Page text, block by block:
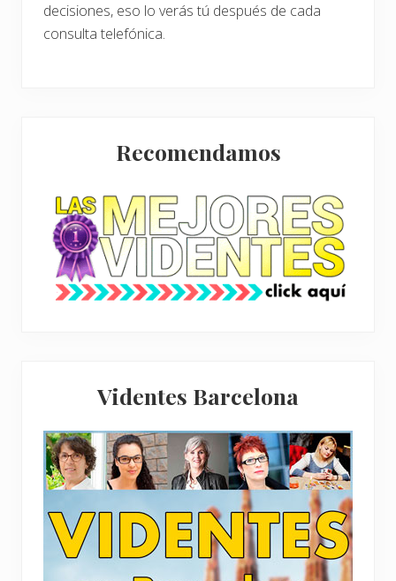
decisiones, eso lo verás tú después de cada
consulta telefónica.
principal
Recomendamos
Videntes Barcelona